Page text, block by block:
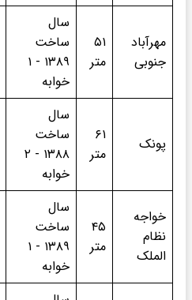
مهرآباد
جنوبی
۵۱
متر
سال
ساخت
۱۳۸۹ - ۱
خوابه
پونک
۶۱
متر
سال
ساخت
۱۳۸۸ - ۲
خوابه
خواجه
نظام
الملک
۴۵
متر
سال
ساخت
۱۳۸۹ - ۱
خوابه